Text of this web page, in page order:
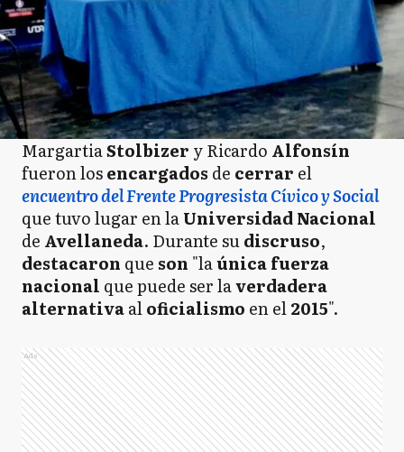
MargartiaStolbizer y Ricardo Alfonsín
fueron losencargados de cerrar el
encuentro del Frente Progresista Cívico y Social
que tuvo lugar en laUniversidadNacional
de Avellaneda. Durante sudiscruso,
destacaron que son "laúnicafuerza
nacional que puede ser laverdadera
alternativaaloficialismo en el2015".
Ads